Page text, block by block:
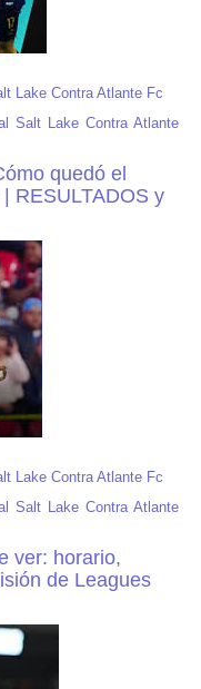
Lake Contra Atlante Fc
Salt Lake Contra Atlante
quedó el
RESULTADOS y
Lake Contra Atlante Fc
Salt Lake Contra Atlante
ver: horario,
de Leagues